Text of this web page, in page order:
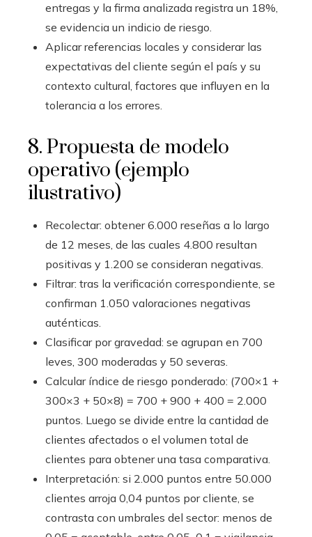
entregas y la firma analizada registra un 18%,
se evidencia un indicio de riesgo.
Aplicar referencias locales y considerar las
expectativas del cliente según el país y su
contexto cultural, factores que influyen en la
tolerancia a los errores.
8. Propuesta de modelo
operativo (ejemplo
ilustrativo)
Recolectar: obtener 6.000 reseñas a lo largo
de 12 meses, de las cuales 4.800 resultan
positivas y 1.200 se consideran negativas.
Filtrar: tras la verificación correspondiente, se
confirman 1.050 valoraciones negativas
auténticas.
Clasificar por gravedad: se agrupan en 700
leves, 300 moderadas y 50 severas.
Calcular índice de riesgo ponderado: (700×1 +
300×3 + 50×8) = 700 + 900 + 400 = 2.000
puntos. Luego se divide entre la cantidad de
clientes afectados o el volumen total de
clientes para obtener una tasa comparativa.
Interpretación: si 2.000 puntos entre 50.000
clientes arroja 0,04 puntos por cliente, se
contrasta con umbrales del sector: menos de